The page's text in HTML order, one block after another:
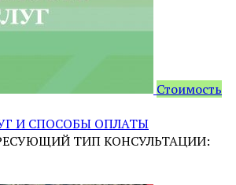
Стоимость
И СПОСОБЫ ОПЛАТЫ
ТИП КОНСУЛЬТАЦИИ: